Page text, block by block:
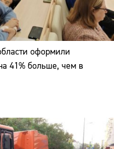
оформили
41% больше, чем в